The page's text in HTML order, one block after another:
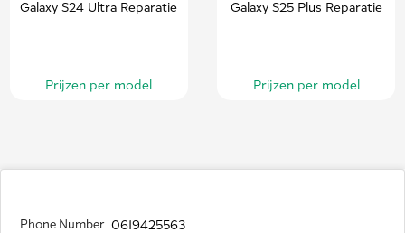
Galaxy S24 Ultra Reparatie
Prijzen per model
Galaxy S25 Plus Reparatie
Prijzen per model
Phone Number 0619425563